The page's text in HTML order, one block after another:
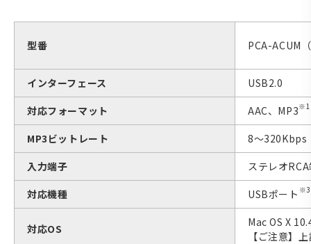
型番 PCA-ACUM
インターフェース
USB2.0
対応フォーマット
AAC、MP3※1
MP3ビットレート
8〜320Kbps
入力端子
ステレオ
対応機種
USBポート ※3
対応OS
Mac OS X
【ご注意】